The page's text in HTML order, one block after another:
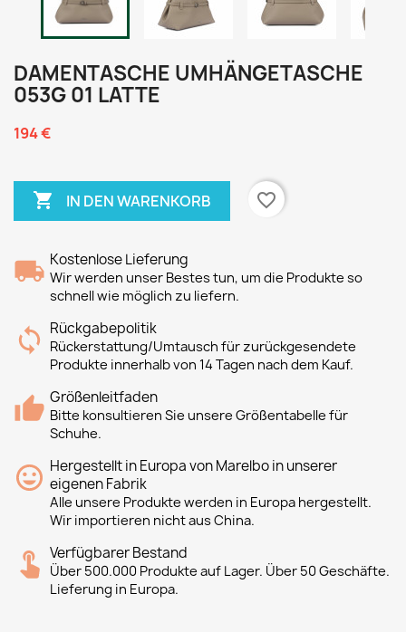
DAMENTASCHE UMHÄNGETASCHE
053G 01 LATTE
194 €
 IN DEN WARENKORB favorite_border
Kostenlose Lieferung
Wir werden unser Bestes tun, um die Produkte so
schnell wie möglich zu liefern.
Rückgabepolitik
Rückerstattung/Umtausch für zurückgesendete
Produkte innerhalb von 14 Tagen nach dem Kauf.
Größenleitfaden
Bitte konsultieren Sie unsere Größentabelle für
Schuhe.
Hergestellt in Europa von Marelbo in unserer
eigenen Fabrik
Alle unsere Produkte werden in Europa hergestellt.
Wir importieren nicht aus China.
Verfügbarer Bestand
Über 500.000 Produkte auf Lager. Über 50 Geschäfte.
Lieferung in Europa.